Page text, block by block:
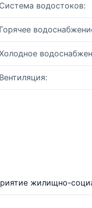
Система водостоков:
Горячее
Вентиляция:
жилищно-